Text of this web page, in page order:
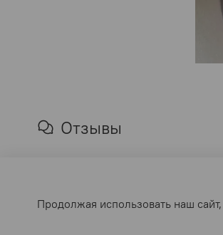
Отзывы
Написать отзыв
Продолжая использовать наш